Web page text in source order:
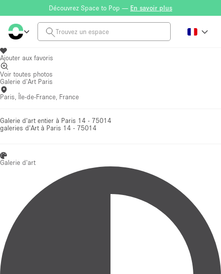
Découvrez Space to Pop — En savoir plus
Ajouter aux favoris
Voir toutes photos
Galerie d'Art Paris
Paris, Île-de-France, France
Galerie d'art entier à Paris 14 - 75014
galeries d'Art à Paris 14 - 75014
Galerie d'art